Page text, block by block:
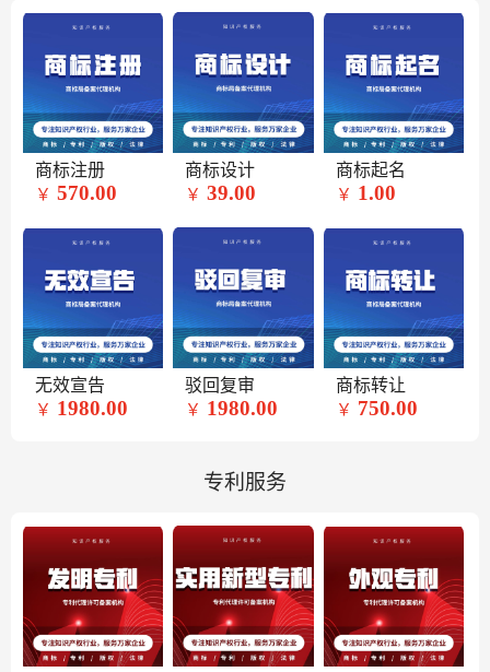
商标注册
￥ 570.00
商标设计
￥ 39.00
商标起名
￥ 1.00
无效宣告
￥ 1980.00
驳回复审
￥ 1980.00
商标转让
￥ 750.00
专利服务